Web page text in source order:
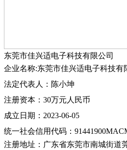
东莞市佳兴适电子科技有限公司
企业名称:东莞市佳兴适电子科技有
法定代表人：陈小坤
注册资本：30万元人民币
成立日期：2023-06-05
统一社会信用代码：
注册地址：广东省东莞市南城街道